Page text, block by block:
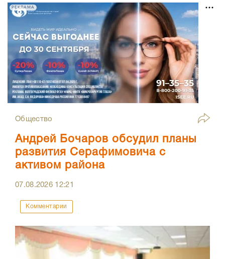
РЕКЛАМА
Общество
Андрей Бочаров обсудил планы
развития Серафимовича с
активом района
07.08.2026 12:21
Комментарии